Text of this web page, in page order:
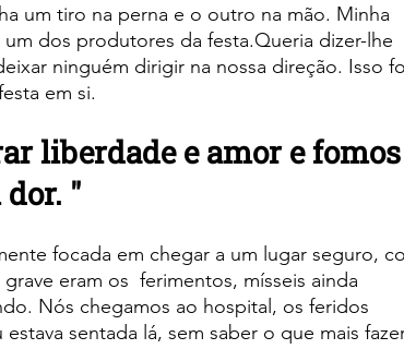
um tiro na perna e o outro na mão. Minha
dos produtores da festa.Queria dizer-lhe
ninguém dirigir na nossa direção. Isso
em si.
liberdade e amor e fomos
"
focada em chegar a um lugar seguro,
eram os  ferimentos, mísseis ainda
Nós chegamos ao hospital, os feridos
sentada lá, sem saber o que mais